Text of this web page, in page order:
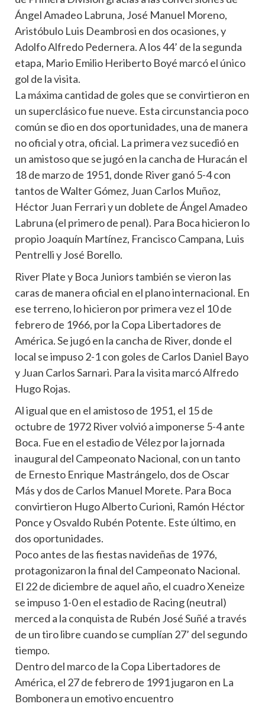
Ángel Amadeo Labruna, José Manuel Moreno,
Aristóbulo Luis Deambrosi en dos ocasiones, y
Adolfo Alfredo Pedernera. A los 44’ de la segunda
etapa, Mario Emilio Heriberto Boyé marcó el único
gol de la visita.
La máxima cantidad de goles que se convirtieron en
un superclásico fue nueve. Esta circunstancia poco
común se dio en dos oportunidades, una de manera
no oficial y otra, oficial. La primera vez sucedió en
un amistoso que se jugó en la cancha de Huracán el
18 de marzo de 1951, donde River ganó 5-4 con
tantos de Walter Gómez, Juan Carlos Muñoz,
Héctor Juan Ferrari y un doblete de Ángel Amadeo
Labruna (el primero de penal). Para Boca hicieron lo
propio Joaquín Martínez, Francisco Campana, Luis
Pentrelli y José Borello.
River Plate y Boca Juniors también se vieron las
caras de manera oficial en el plano internacional. En
ese terreno, lo hicieron por primera vez el 10 de
febrero de 1966, por la Copa Libertadores de
América. Se jugó en la cancha de River, donde el
local se impuso 2-1 con goles de Carlos Daniel Bayo
y Juan Carlos Sarnari. Para la visita marcó Alfredo
Hugo Rojas.
Al igual que en el amistoso de 1951, el 15 de
octubre de 1972 River volvió a imponerse 5-4 ante
Boca. Fue en el estadio de Vélez por la jornada
inaugural del Campeonato Nacional, con un tanto
de Ernesto Enrique Mastrángelo, dos de Oscar
Más y dos de Carlos Manuel Morete. Para Boca
convirtieron Hugo Alberto Curioni, Ramón Héctor
Ponce y Osvaldo Rubén Potente. Este último, en
dos oportunidades.
Poco antes de las fiestas navideñas de 1976,
protagonizaron la final del Campeonato Nacional.
El 22 de diciembre de aquel año, el cuadro Xeneize
se impuso 1-0 en el estadio de Racing (neutral)
merced a la conquista de Rubén José Suñé a través
de un tiro libre cuando se cumplían 27’ del segundo
tiempo.
Dentro del marco de la Copa Libertadores de
América, el 27 de febrero de 1991 jugaron en La
Bombonera un emotivo encuentro